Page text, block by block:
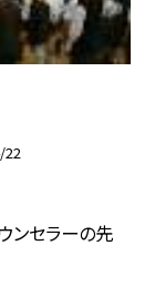
22
ンセラーの先